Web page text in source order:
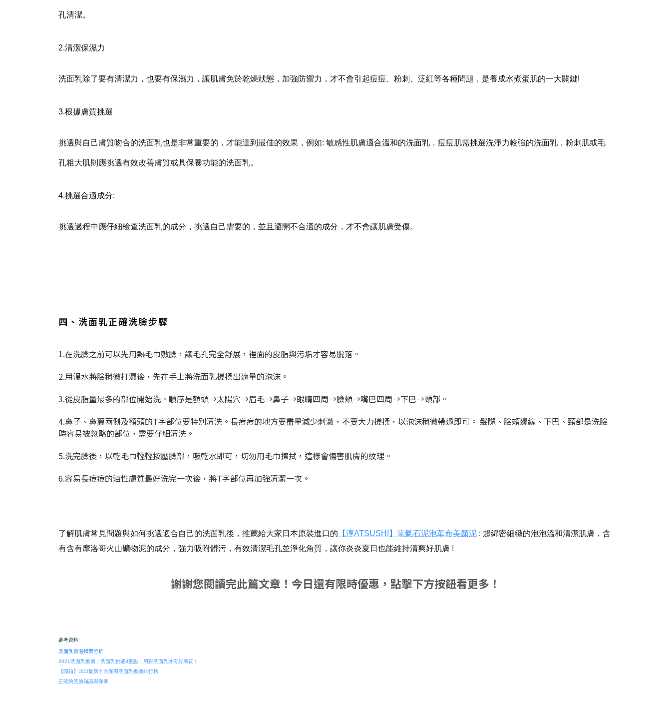
孔清潔。
2.清潔保濕力
洗面乳除了要有清潔力，也要有保濕力，讓肌膚免於乾燥狀態，加強防禦力，才不會引起痘痘、粉刺、泛紅等各種問題，是養成水煮蛋肌的一大關鍵!
3.根據膚質挑選
挑選與自己膚質吻合的洗面乳也是非常重要的，才能達到最佳的效果，例如: 敏感性肌膚適合溫和的洗面乳，痘痘肌需挑選洗淨力較強的洗面乳， 粉刺肌或毛
孔粗大肌則應挑選有效改善膚質或具保養功能的洗面乳。
4.挑選合適成分:
挑選過程中應仔細檢查洗面乳的成分，挑選自己需要的，並且避開不合適的成分，才不會讓肌膚受傷。
四、洗面乳正確洗臉步驟
1.在洗臉之前可以先用熱毛巾敷臉，讓毛孔完全舒展，裡面的皮脂與污垢才容易脫落。
2.用溫水將臉稍微打濕後，先在手上將洗面乳搓揉出適量的泡沫。
3.從皮脂量最多的部位開始洗。順序是額頭→太陽穴→眉毛→鼻子→眼睛四周→臉頰→嘴巴四周→下巴→頸部。
4.鼻子、鼻翼兩側及額頭的T字部位要特別清洗。長痘痘的地方要盡量減少刺激，不要大力搓揉，以泡沫稍微帶過即可。 髮際、臉頰邊緣、下巴、頸部是洗臉
時容易被忽略的部位，需要仔細清洗。
5.洗完臉後，以乾毛巾輕輕按壓臉部，吸乾水即可，切勿用毛巾擦拭，這樣會傷害肌膚的紋理。
6.容易長痘痘的油性膚質最好洗完一次後，將T字部位再加強清潔一次。
了解肌膚常見問題與如何挑選適合自己的洗面乳後，推薦給大家日本原裝進口的 【淳ATSUSHI】電氣石泥泡革命美顏泥 : 超綿密細緻的泡泡溫和清潔肌膚，含
有含有摩洛哥火山礦物泥的成分，強力吸附髒污，有效清潔毛孔並淨化角質，讓你炎炎夏日也能維持清爽好肌膚 !
謝謝您閱讀完此篇文章！今日還有限時優惠，點擊下方按鈕看更多！
參考資料:
洗面乳發泡類型分析
2021洗面乳推薦：洗面乳挑選3重點，用對洗面乳才有好膚質！
【開箱】2022最新十大保濕洗面乳推薦排行榜
正確的洗臉知識與保養